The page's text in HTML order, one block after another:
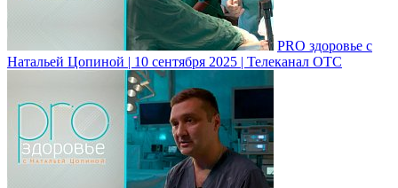
PRO здоровье с
Натальей Цопиной | 10 сентября 2025 | Телеканал ОТС